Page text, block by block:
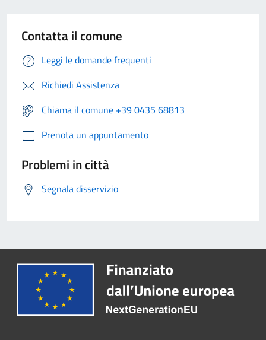
Contatta il comune
Leggi le domande frequenti
Richiedi Assistenza
Chiama il comune +39 0435 68813
Prenota un appuntamento
Problemi in città
Segnala disservizio